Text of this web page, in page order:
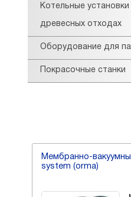
Котельные установки
древесных отходах
Оборудование для
Покрасочные станки
Мембранно-
system (orma)